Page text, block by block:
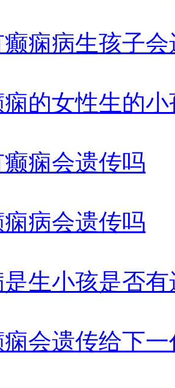
痫病生孩子
的女性生的
痫会遗传吗
病会遗传吗
生小孩是否有
会遗传给下一